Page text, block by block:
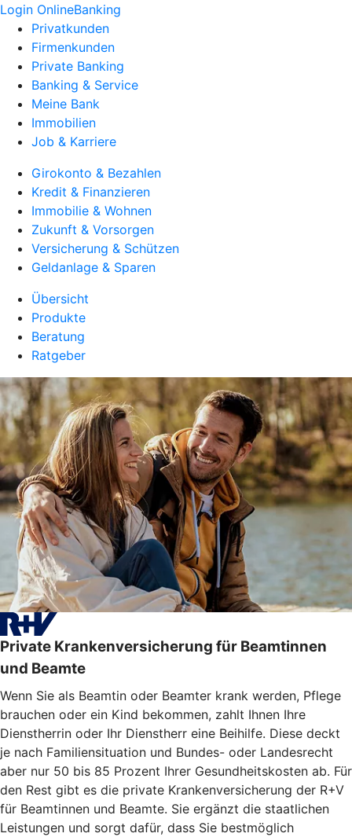
Login OnlineBanking
Privatkunden
Firmenkunden
Private Banking
Banking & Service
Meine Bank
Immobilien
Job & Karriere
Girokonto & Bezahlen
Kredit & Finanzieren
Immobilie & Wohnen
Zukunft & Vorsorgen
Versicherung & Schützen
Geldanlage & Sparen
Übersicht
Produkte
Beratung
Ratgeber
Private Krankenversicherung für Beamtinnen
und Beamte
Wenn Sie als Beamtin oder Beamter krank werden, Pflege
brauchen oder ein Kind bekommen, zahlt Ihnen Ihre
Dienstherrin oder Ihr Dienstherr eine Beihilfe. Diese deckt
je nach Familiensituation und Bundes- oder Landesrecht
aber nur 50 bis 85 Prozent Ihrer Gesundheitskosten ab. Für
den Rest gibt es die private Krankenversicherung der R+V
für Beamtinnen und Beamte. Sie ergänzt die staatlichen
Leistungen und sorgt dafür, dass Sie bestmöglich